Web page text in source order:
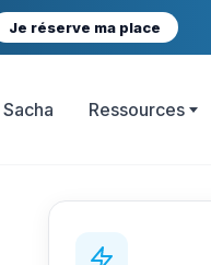
Je réserve ma place
Sacha Ressources